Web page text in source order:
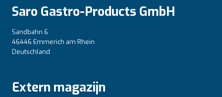
Saro Gastro-Products GmbH
Sandbahn 6
46446 Emmerich am Rhein
Deutschland
Extern magazijn